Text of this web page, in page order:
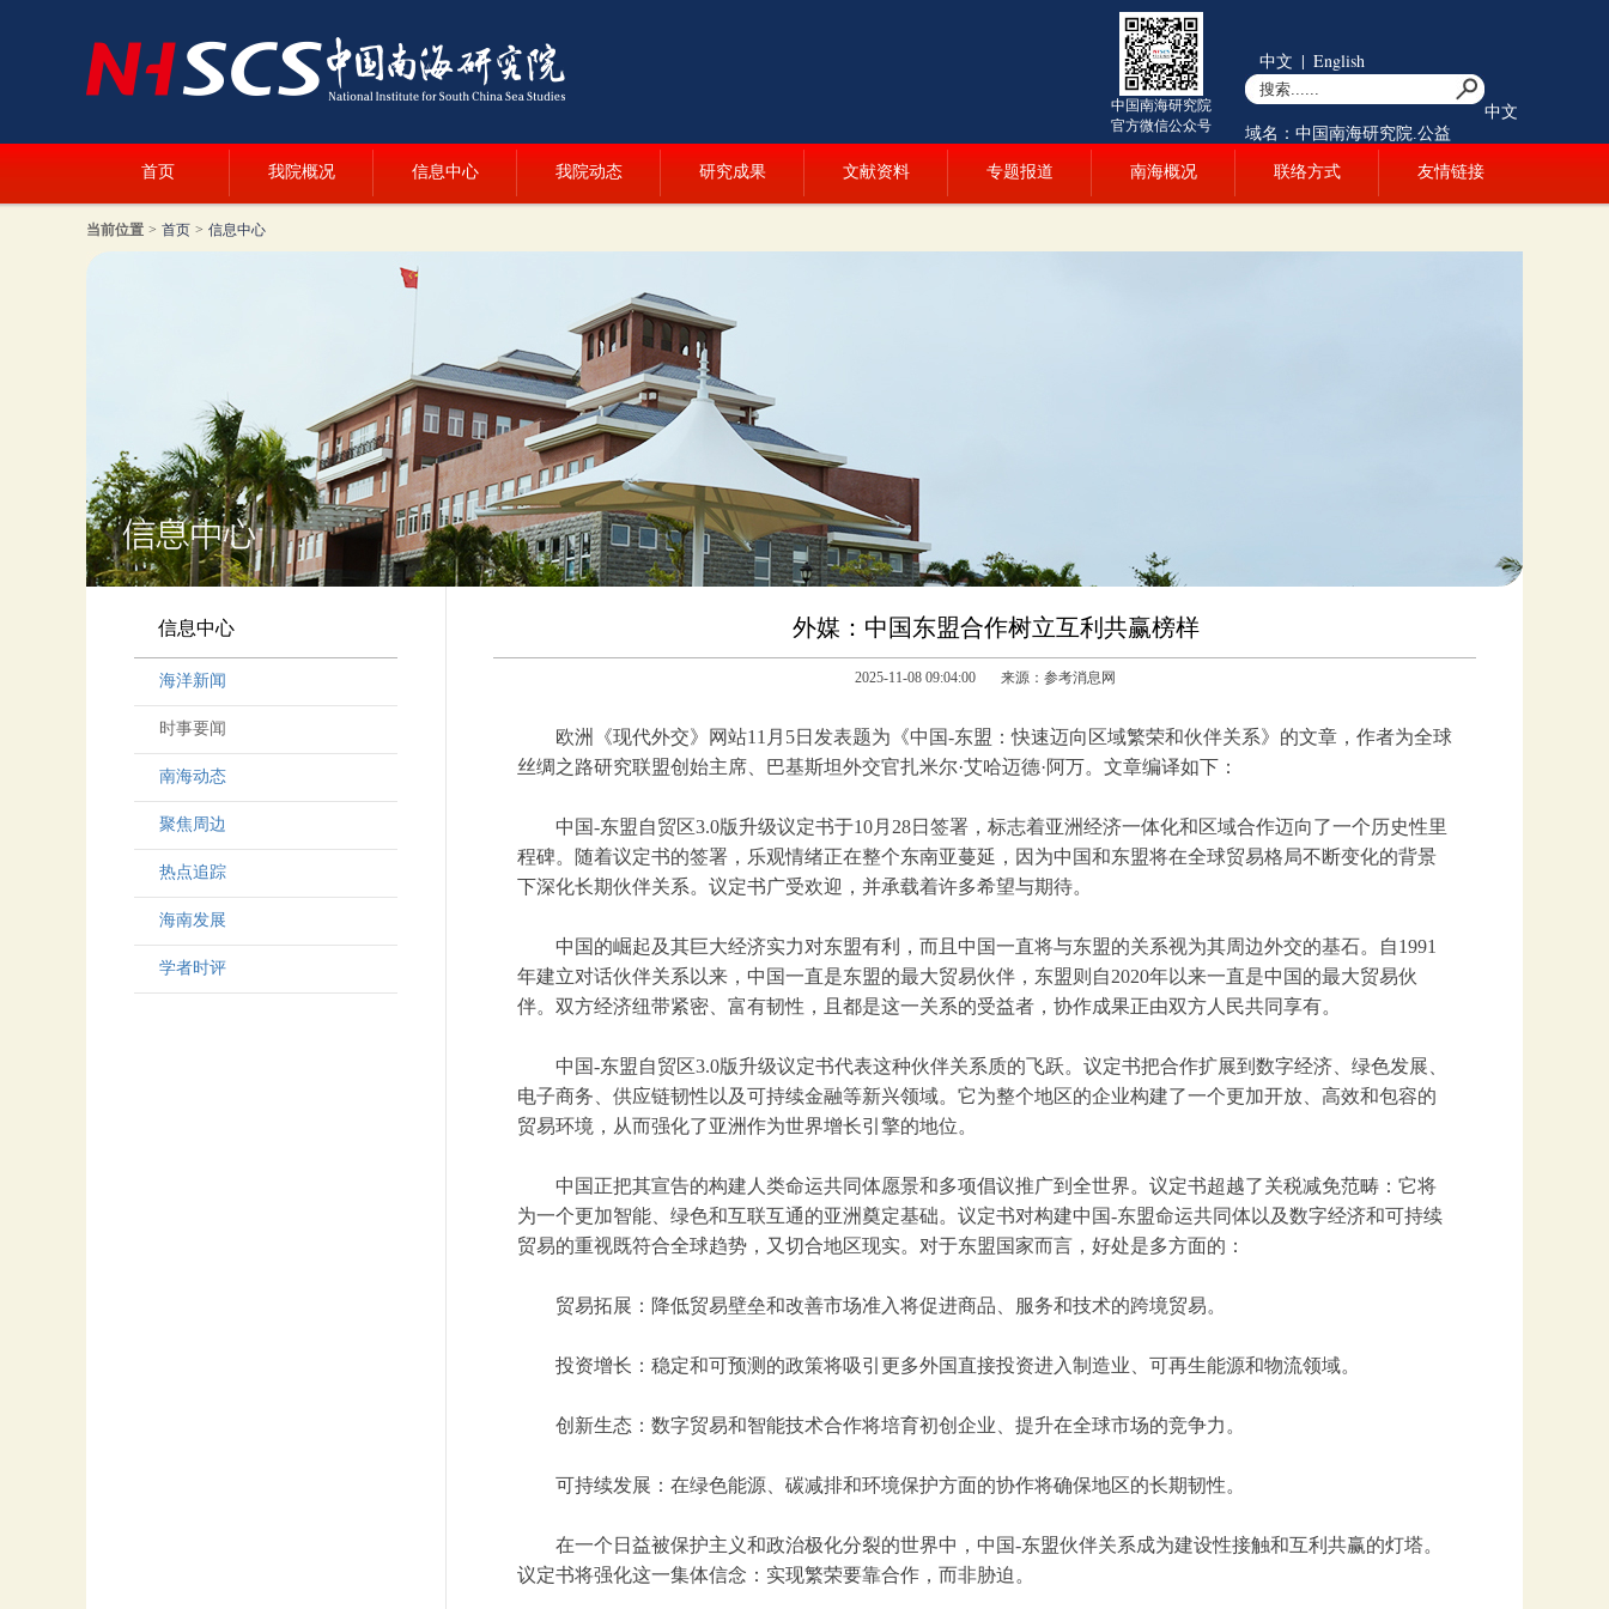
中国南海研究院
官方微信公众号
中文 | English
中文
域名：中国南海研究院.公益
首页 我院概况 信息中心 我院动态 研究成果 文献资料 专题报道 南海概况 联络方式 友情链接
当前位置 > 首页 > 信息中心
信息中心
海洋新闻
时事要闻
南海动态
聚焦周边
热点追踪
海南发展
学者时评
外媒：中国东盟合作树立互利共赢榜样
2025-11-08 09:04:00 来源：参考消息网
欧洲《现代外交》网站11月5日发表题为《中国-东盟：快速迈向区域繁荣和伙伴关系》的文章，作者为全球
丝绸之路研究联盟创始主席、巴基斯坦外交官扎米尔·艾哈迈德·阿万。文章编译如下：
中国-东盟自贸区3.0版升级议定书于10月28日签署，标志着亚洲经济一体化和区域合作迈向了一个历史性里
程碑。随着议定书的签署，乐观情绪正在整个东南亚蔓延，因为中国和东盟将在全球贸易格局不断变化的背景
下深化长期伙伴关系。议定书广受欢迎，并承载着许多希望与期待。
中国的崛起及其巨大经济实力对东盟有利，而且中国一直将与东盟的关系视为其周边外交的基石。自1991
年建立对话伙伴关系以来，中国一直是东盟的最大贸易伙伴，东盟则自2020年以来一直是中国的最大贸易伙
伴。双方经济纽带紧密、富有韧性，且都是这一关系的受益者，协作成果正由双方人民共同享有。
中国-东盟自贸区3.0版升级议定书代表这种伙伴关系质的飞跃。议定书把合作扩展到数字经济、绿色发展、
电子商务、供应链韧性以及可持续金融等新兴领域。它为整个地区的企业构建了一个更加开放、高效和包容的
贸易环境，从而强化了亚洲作为世界增长引擎的地位。
中国正把其宣告的构建人类命运共同体愿景和多项倡议推广到全世界。议定书超越了关税减免范畴：它将
为一个更加智能、绿色和互联互通的亚洲奠定基础。议定书对构建中国-东盟命运共同体以及数字经济和可持续
贸易的重视既符合全球趋势，又切合地区现实。对于东盟国家而言，好处是多方面的：
贸易拓展：降低贸易壁垒和改善市场准入将促进商品、服务和技术的跨境贸易。
投资增长：稳定和可预测的政策将吸引更多外国直接投资进入制造业、可再生能源和物流领域。
创新生态：数字贸易和智能技术合作将培育初创企业、提升在全球市场的竞争力。
可持续发展：在绿色能源、碳减排和环境保护方面的协作将确保地区的长期韧性。
在一个日益被保护主义和政治极化分裂的世界中，中国-东盟伙伴关系成为建设性接触和互利共赢的灯塔。
议定书将强化这一集体信念：实现繁荣要靠合作，而非胁迫。